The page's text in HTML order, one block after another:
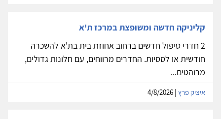
קליניקה חדשה ומשופצת במרכז ת'א
2 חדרי טיפול חדשים ברחוב אחוזת בית בת'א להשכרה
חודשית או לססיות. החדרים מרווחים, עם חלונות גדולים,
מרוהטים...
איציק פרץ